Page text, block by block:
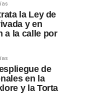
la Ley de
y en
a la calle por
de
en la
y la Torta